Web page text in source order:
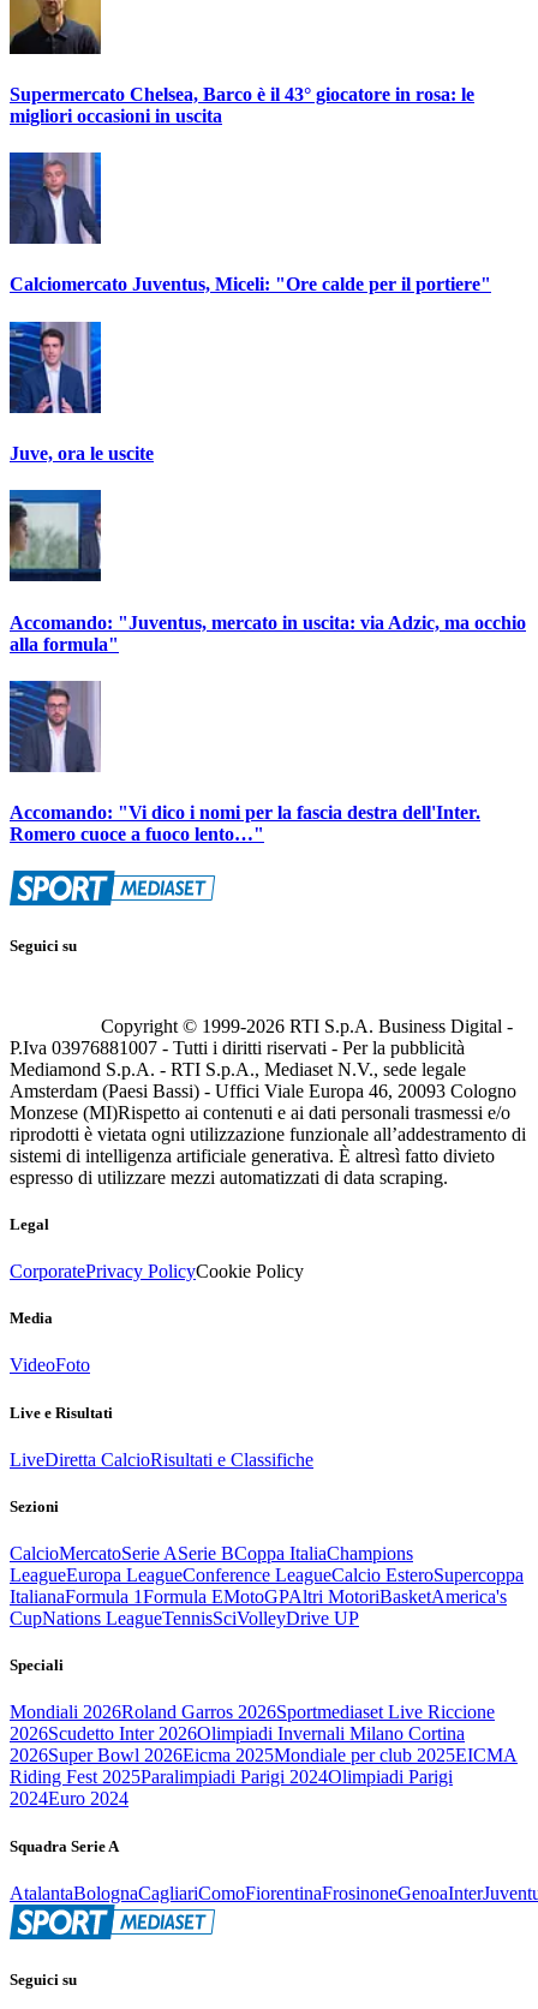
Supermercato Chelsea, Barco è il 43° giocatore in rosa: le
migliori occasioni in uscita
Calciomercato Juventus, Miceli: "Ore calde per il portiere"
Juve, ora le uscite
Accomando: "Juventus, mercato in uscita: via Adzic, ma occhio
alla formula"
Accomando: "Vi dico i nomi per la fascia destra dell'Inter.
Romero cuoce a fuoco lento…"
Seguici su
Copyright © 1999-2026 RTI S.p.A. Business Digital -
P.Iva 03976881007 - Tutti i diritti riservati - Per la pubblicità
Mediamond S.p.A. - RTI S.p.A., Mediaset N.V., sede legale
Amsterdam (Paesi Bassi) - Uffici Viale Europa 46, 20093 Cologno
Monzese (MI)Rispetto ai contenuti e ai dati personali trasmessi e/o
riprodotti è vietata ogni utilizzazione funzionale all’addestramento di
sistemi di intelligenza artificiale generativa. È altresì fatto divieto
espresso di utilizzare mezzi automatizzati di data scraping.
Legal
CorporatePrivacy PolicyCookie Policy
Media
VideoFoto
Live e Risultati
LiveDiretta CalcioRisultati e Classifiche
Sezioni
CalcioMercatoSerie ASerie BCoppa ItaliaChampions
LeagueEuropa LeagueConference LeagueCalcio EsteroSupercoppa
ItalianaFormula 1Formula EMotoGPAltri MotoriBasketAmerica's
CupNations LeagueTennisSciVolleyDrive UP
Speciali
Mondiali 2026Roland Garros 2026Sportmediaset Live Riccione
2026Scudetto Inter 2026Olimpiadi Invernali Milano Cortina
2026Super Bowl 2026Eicma 2025Mondiale per club 2025EICMA
Riding Fest 2025Paralimpiadi Parigi 2024Olimpiadi Parigi
2024Euro 2024
Squadra Serie A
AtalantaBolognaCagliariComoFiorentinaFrosinoneGenoaInter
Seguici su